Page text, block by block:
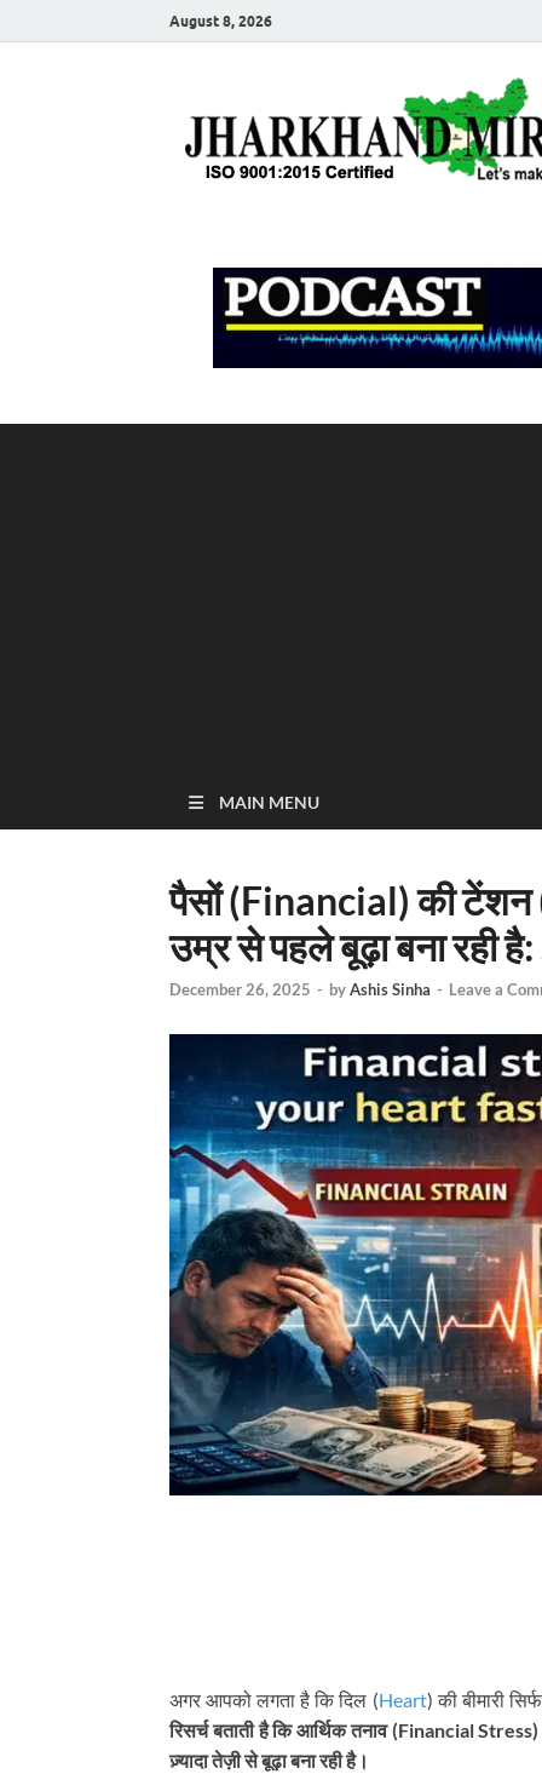
August 8, 2026
MAIN MENU
पैसों (Financial) की
उम्र से पहले बूढ़ा बना रही
December 26, 2025 - byAshis Sinha - Leave a
अगर आपको लगता है कि दिल (Heart) की बीमारी
रिसर्च बताती है कि आर्थिक तनाव (Financial
ज़्यादा तेज़ी से बूढ़ा बना रही है।